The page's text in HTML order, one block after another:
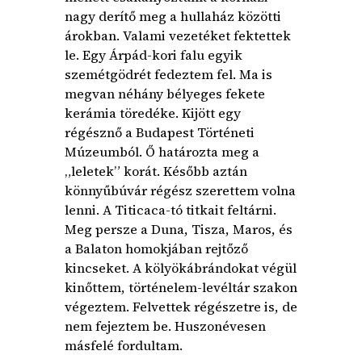
nagy derítő meg a hullaház közötti
árokban. Valami vezetéket fektettek
le. Egy Árpád-kori falu egyik
szemétgödrét fedeztem fel. Ma is
megvan néhány bélyeges fekete
kerámia töredéke. Kijött egy
régésznő a Budapest Történeti
Múzeumból. Ő határozta meg a
„leletek” korát. Később aztán
könnyűbúvár régész szerettem volna
lenni. A Titicaca-tó titkait feltárni.
Meg persze a Duna, Tisza, Maros, és
a Balaton homokjában rejtőző
kincseket. A kölyökábrándokat végül
kinőttem, történelem-levéltár szakon
végeztem. Felvettek régészetre is, de
nem fejeztem be. Huszonévesen
másfelé fordultam.